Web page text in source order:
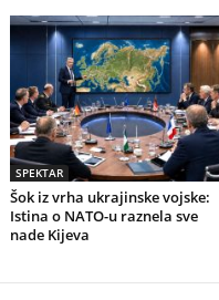
SPEKTAR
Šok iz vrha ukrajinske vojske:
Istina o NATO-u raznela sve
nade Kijeva